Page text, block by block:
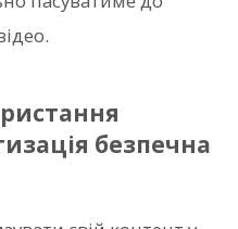
безпечна